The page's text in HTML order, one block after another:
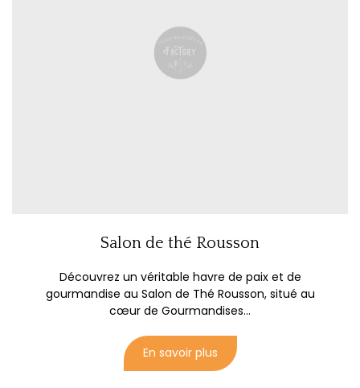
Salon de thé Rousson
Découvrez un véritable havre de paix et de
gourmandise au Salon de Thé Rousson, situé au
cœur de Gourmandises...
En savoir plus